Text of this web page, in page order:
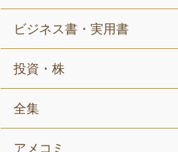
ビジネス書・実用書
投資・株
全集
アメコミ